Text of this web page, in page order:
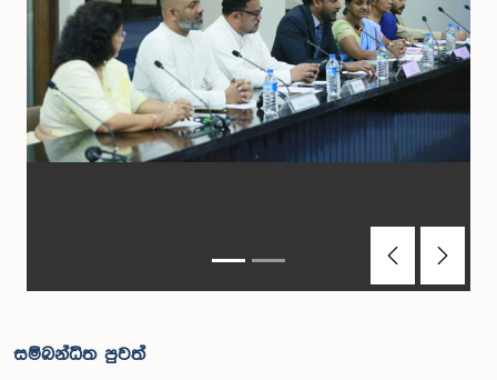
PreviousNext
සම්බන්ධිත පුවත්